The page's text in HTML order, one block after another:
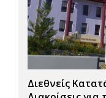
Διεθνείς